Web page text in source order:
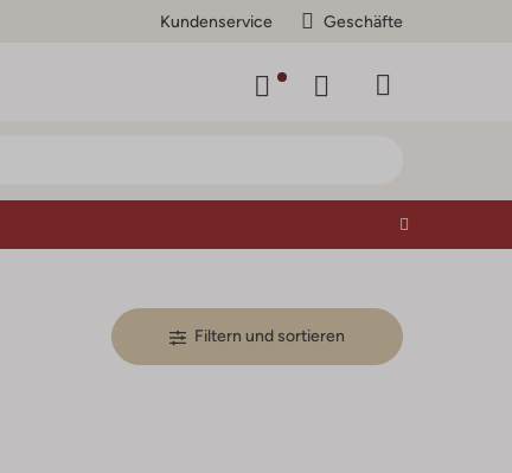
Kundenservice Geschäfte
Filtern und sortieren